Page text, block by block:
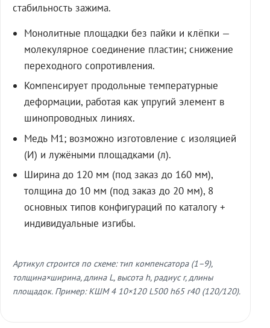
стабильность зажима.
Монолитные площадки без пайки и клёпки —
молекулярное соединение пластин; снижение
переходного сопротивления.
Компенсирует продольные температурные
деформации, работая как упругий элемент в
шинопроводных линиях.
Медь М1; возможно изготовление с изоляцией
(И) и лужёными площадками (л).
Ширина до 120 мм (под заказ до 160 мм),
толщина до 10 мм (под заказ до 20 мм), 8
основных типов конфигураций по каталогу +
индивидуальные изгибы.
Артикул строится по схеме: тип компенсатора (1–9),
толщина×ширина, длина L, высота h, радиус r, длины
площадок. Пример: КШМ 4 10×120 L500 h65 r40 (120/120).